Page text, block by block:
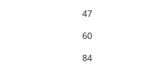
47
60
84